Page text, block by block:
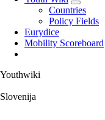
Countries
Policy Fields
Eurydice
Mobility Scoreboard
Youthwiki
Slovenija